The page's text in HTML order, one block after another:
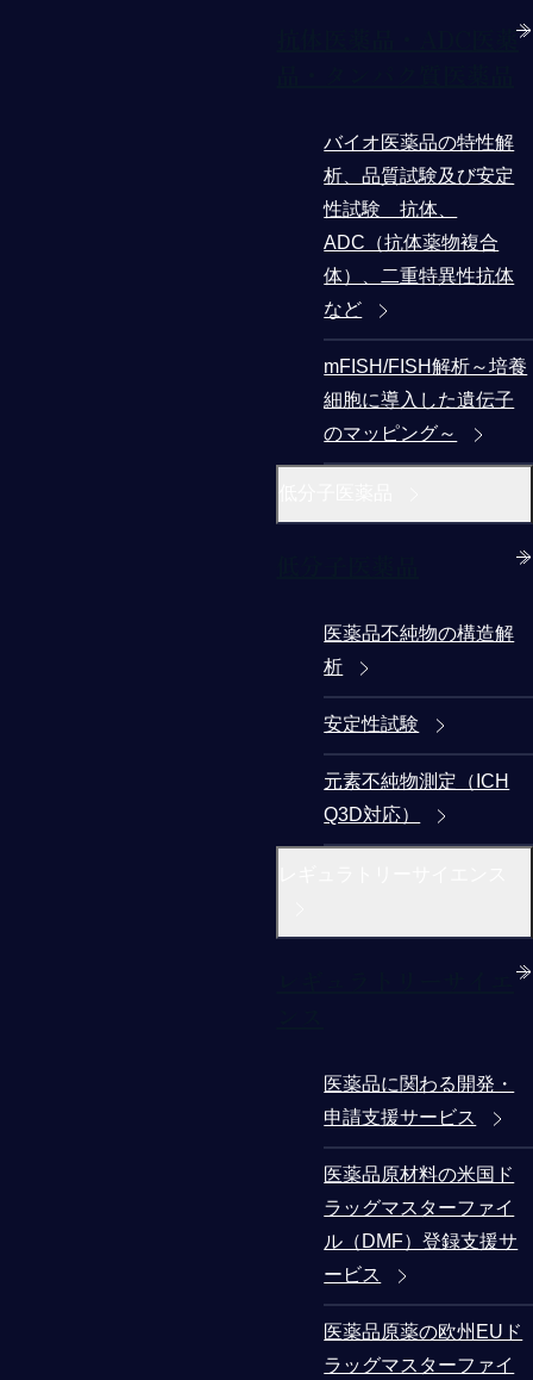
抗体医薬品・ADC医薬
バイオ医薬品の特性解
析、品質試験及び安定
性試験 抗体、
ADC（抗体薬物複合
体）、二重特異性抗体
など
mFISH/FISH解析～培養
細胞に導入した遺伝子
のマッピング～
医薬品不純物の構造解
析
安定性試験
元素不純物測定（ICH
Q3D対応）
医薬品に関わる開発・
申請支援サービス
医薬品原材料の米国ド
ラッグマスターファイ
ル（DMF）登録支援サ
ービス
医薬品原薬の欧州EUド
ラッグマスターファイ